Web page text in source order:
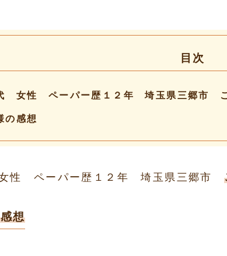
目次
女性 ペーパー歴１２年 埼玉県三郷市 ご
の感想
性 ペーパー歴１２年 埼玉県三郷市
想